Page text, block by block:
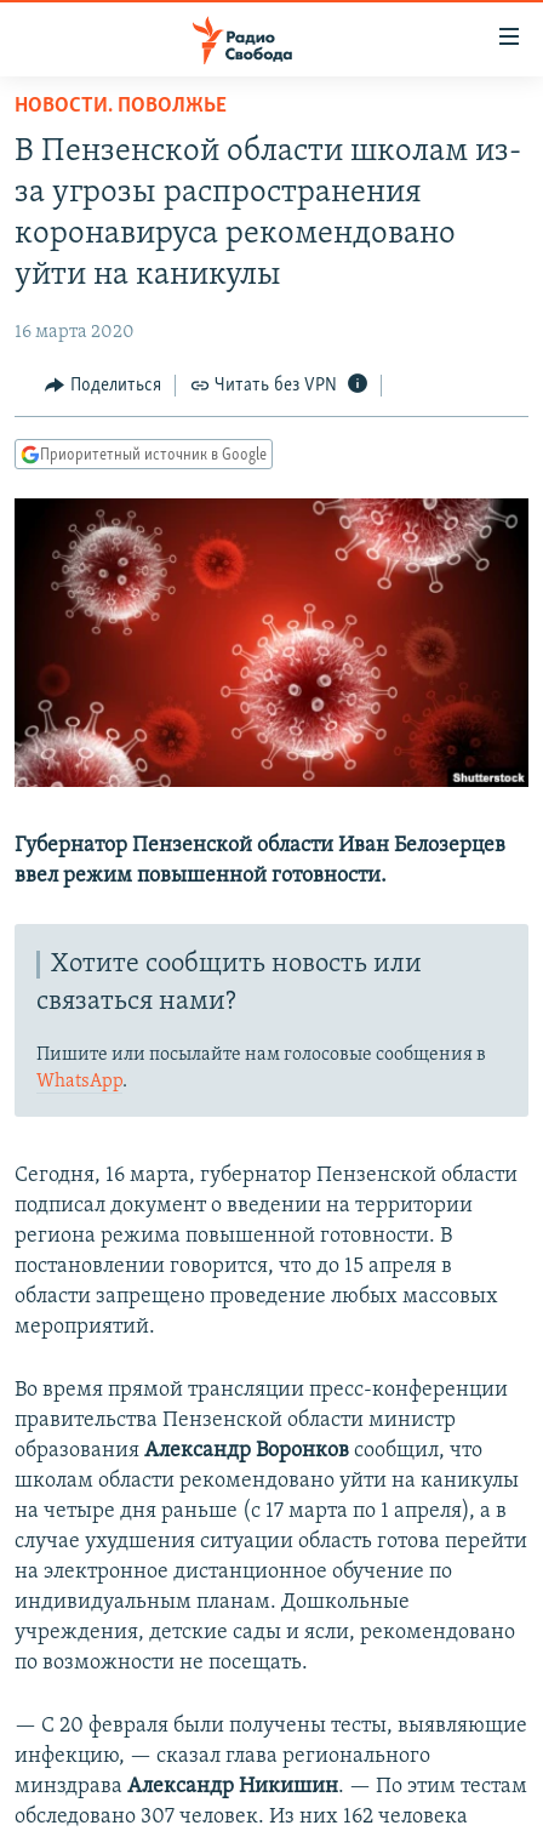
упрощенного
доступа
основному
содержанию
Вернутся
навигации
Вернутся
АВТОРСКИЕ ПРОЕКТЫ
ЦИТАТЫ СВОБОДЫ
КУЛЬТУРА
IDEL.РЕАЛИИ
КАВКАЗ.РЕАЛИИ
СИБИРЬ.РЕАЛИИ
РАСПИСАНИЕ ВЕЩАНИЯ
ПОДПИШИТЕСЬ НА РАССЫЛКУ
СОЦИАЛЬНЫЕ СЕТИ
Все сайты РСЕ/РС
НОВОСТИ. ПОВОЛЖЬЕ
В Пензенской области школам из-
за угрозы распространения
коронавируса рекомендовано
уйти на каникулы
16 марта 2020
Поделиться Читать без VPN
Приоритетный источник в Google
Губернатор Пензенской области Иван Белозерцев
ввел режим повышенной готовности.
Хотите сообщить новость или
связаться нами?
Пишите или посылайте нам голосовые сообщения в
WhatsApp.
Сегодня, 16 марта, губернатор Пензенской области
подписал документ о введении на территории
региона режима повышенной готовности. В
постановлении говорится, что до 15 апреля в
области запрещено проведение любых массовых
мероприятий.
Во время прямой трансляции пресс-конференции
правительства Пензенской области министр
образования Александр Воронков сообщил, что
школам области рекомендовано уйти на каникулы
на четыре дня раньше (с 17 марта по 1 апреля), а в
случае ухудшения ситуации область готова перейти
на электронное дистанционное обучение по
индивидуальным планам. Дошкольные
учреждения, детские сады и ясли, рекомендовано
по возможности не посещать.
— С 20 февраля были получены тесты, выявляющие
инфекцию, — сказал глава регионального
минздрава Александр Никишин. — По этим тестам
обследовано 307 человек. Из них 162 человека